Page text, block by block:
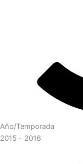
Año/Temporada
2015 - 2016